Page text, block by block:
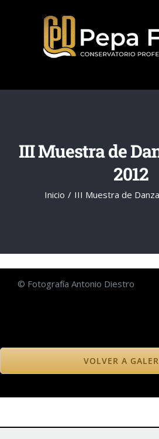
III Muestra de
2012
Inicio III Muestra de
© Fotografía Antonio Diestro
VOLVER A